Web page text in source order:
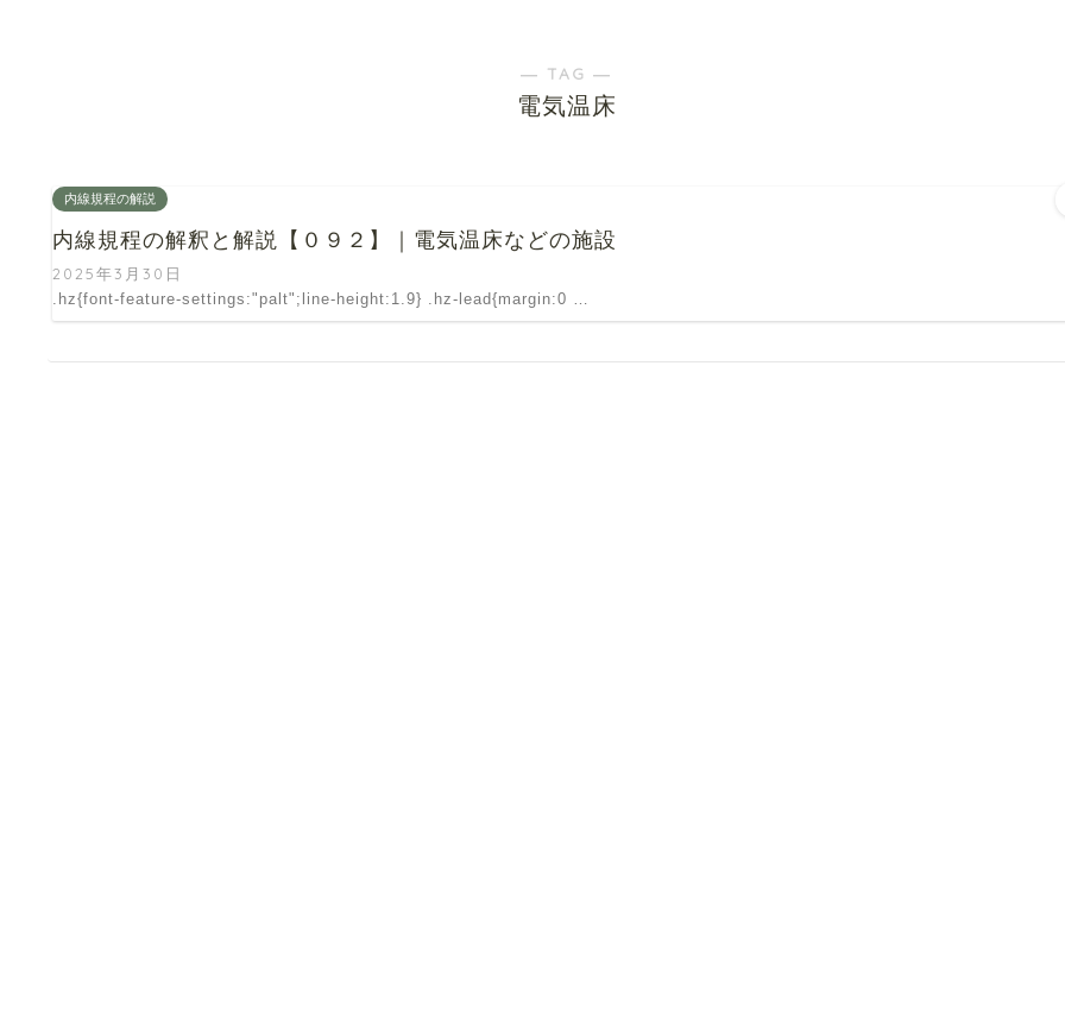
― TAG ―
電気温床
内線規程の解説
内線規程の解釈と解説【０９２】｜電気温床などの施設
2025年3月30日
.hz{font-feature-settings:"palt";line-height:1.9} .hz-lead{margin:0 …